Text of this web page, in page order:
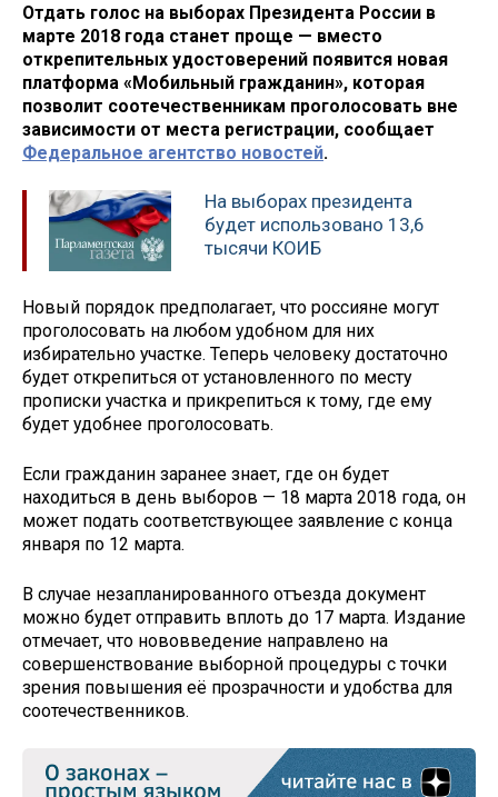
Отдать голос на выборах Президента России в
марте 2018 года станет проще — вместо
открепительных удостоверений появится новая
платформа «Мобильный гражданин», которая
позволит соотечественникам проголосовать вне
зависимости от места регистрации, сообщает
Федеральное агентство новостей.
На выборах президента
будет использовано 13,6
тысячи КОИБ
Новый порядок предполагает, что россияне могут
проголосовать на любом удобном для них
избирательно участке. Теперь человеку достаточно
будет открепиться от установленного по месту
прописки участка и прикрепиться к тому, где ему
будет удобнее проголосовать.
Если гражданин заранее знает, где он будет
находиться в день выборов — 18 марта 2018 года, он
может подать соответствующее заявление с конца
января по 12 марта.
В случае незапланированного отъезда документ
можно будет отправить вплоть до 17 марта. Издание
отмечает, что нововведение направлено на
совершенствование выборной процедуры с точки
зрения повышения её прозрачности и удобства для
соотечественников.